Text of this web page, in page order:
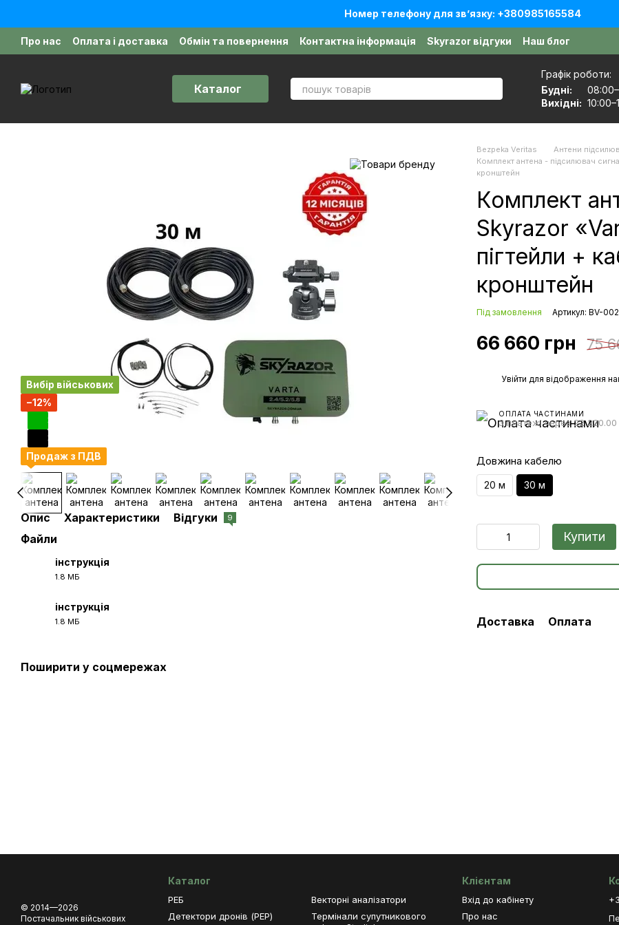
Номер телефону для звʼязку: +380985165584
Про нас Оплата і доставка Обмін та повернення Контактна інформація Skyrazor відгуки
Наш блог
Політика конфіденційності
Відгуки про магазин Договір публічної оферти
Каталог
Графік роботи:
Будні:
Вихідні:
Вибір військових
−12%
3
3
Продаж з ПДВ
Опис Характеристики Відгуки 9
Файли
інструкція
1.8 МБ
інструкція
1.8 МБ
Поширити у соцмережах
Bezpeka Veritas Антени
Комплект антена - підсилювач
кронштейн
Комплект
Skyrazor
пігтейли +
кронштейн
Під замовлення Артикул: BV-
66 660 грн 75
Увійти для відображення
ОПЛАТА ЧАСТИНАМИ
3 платежі через 22 220.00
Довжина кабелю
20 м 30 м
Купити
Доставка Оплата
© 2014—2026
Постачальник військових
Каталог
РЕБ
Детектори дронів (РЕР)
Векторні аналізатори
Термінали супутникового
Клієнтам
Вхід до кабінету
Про нас